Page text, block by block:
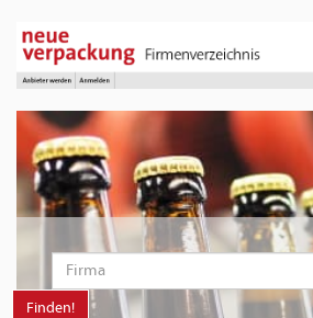
Finden!